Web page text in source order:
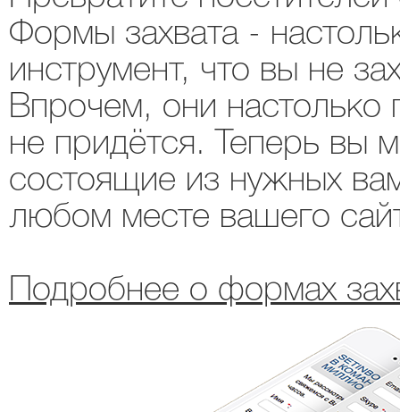
Формы захвата -
инструмент, что вы не
Впрочем, они настолько
не придётся. Теперь вы
состоящие из нужных
любом месте вашего
Подробнее о формах